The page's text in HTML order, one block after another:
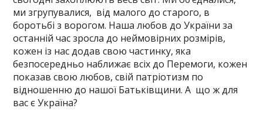
ми згрупувалися, від малого до старого, в
боротьбі з ворогом. Наша любов до України за
останній час зросла до неймовірних розмірів,
кожен із нас додав свою частинку, яка
безпосередньо наближає всіх до Перемоги, кожен
показав свою любов, свій патріотизм по
відношенню до нашої Батьківщини. А що ж для
вас є Україна?